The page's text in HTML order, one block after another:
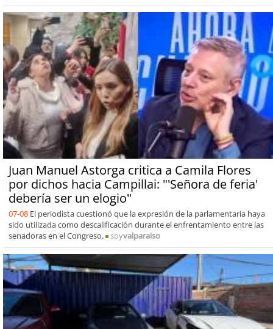
Juan Manuel Astorga critica a Camila Flores
por dichos hacia Campillai: "'Señora de feria'
debería ser un elogio"
07-08 El periodista cuestionó que la expresión de la parlamentaria haya
sido utilizada como descalificación durante el enfrentamiento entre las
senadoras en el Congreso.
soyvalparaiso